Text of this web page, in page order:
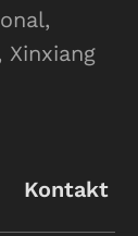
Xinxiang
Kontakt